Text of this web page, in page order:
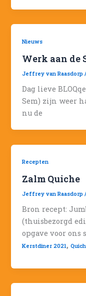
Nieuws
Werk aan de
Jeffrey van Raasdorp
Dag lieve
Sem) zijn weer
nu de
Recepten
Zalm Quiche
Jeffrey van Raasdorp
Bron recept:
(thuisbezorgd
opgave voor ons
Kerstdiner 2021,